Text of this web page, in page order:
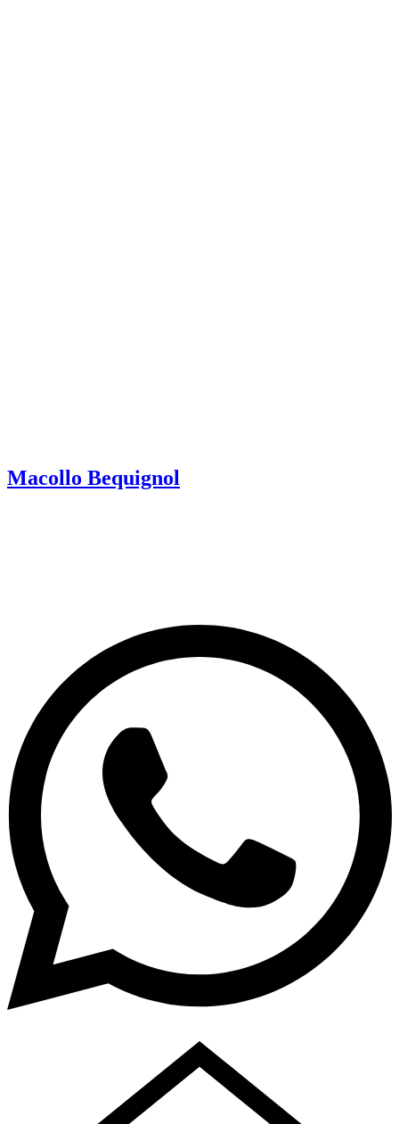
Macollo Bequignol